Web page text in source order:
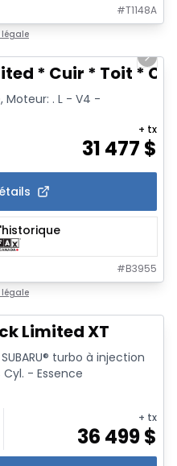
#T1148A
légale
Next
* Cuir * Toit *
. L - V4 -
31 477 $
+ tx
#B3955
légale
Limited XT
turbo à injection
- Essence
+ tx
36 499$